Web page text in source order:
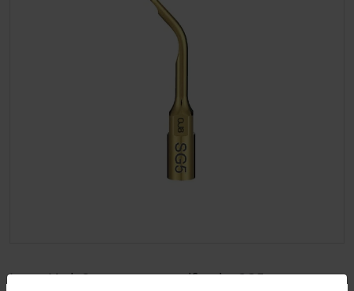
Insert VarioSurg punta escarificador SG5